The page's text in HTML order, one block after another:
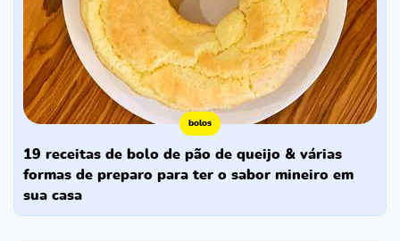
bolos
19 receitas de bolo de pão de queijo & várias
formas de preparo para ter o sabor mineiro em
sua casa